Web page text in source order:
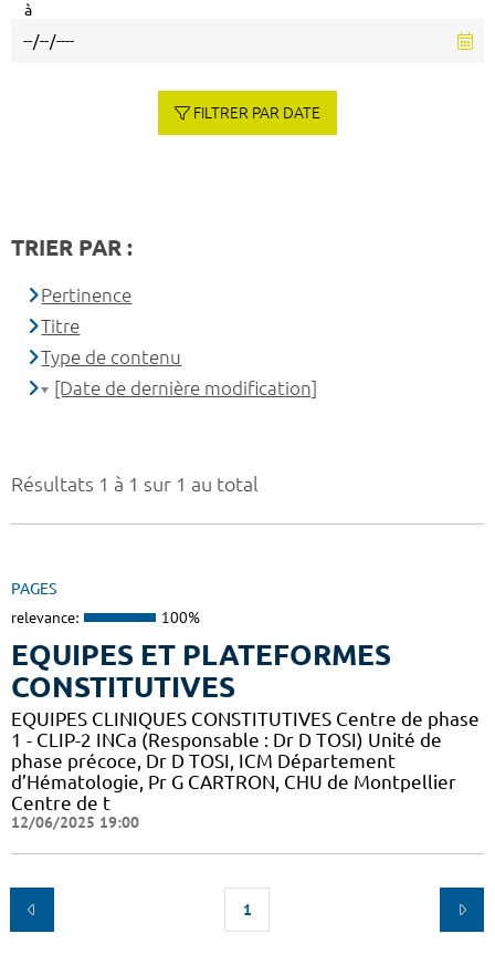
Résultats 1 à 1 sur 1 au total
PAGES
relevance: 100%
EQUIPES ET PLATEFORMES
CONSTITUTIVES
EQUIPES CLINIQUES CONSTITUTIVES Centre de phase
1 - CLIP-2 INCa (Responsable : Dr D TOSI) Unité de
phase précoce, Dr D TOSI, ICM Département
d’Hématologie, Pr G CARTRON, CHU de Montpellier
Centre de t
12/06/2025 19:00
1
à
FILTRER PAR DATE
TRIER PAR :
Pertinence
Titre
Type de contenu
[Date de dernière modification]